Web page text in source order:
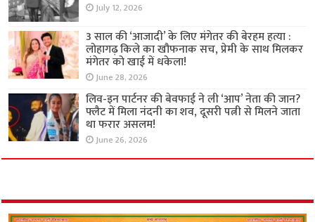
July 12, 2026
3 साल की ‘आजादी’ के लिए मंगेतर की बेरहम हत्या :
लोहागढ़ किले का खौफनाक सच, प्रेमी के साथ मिलकर
मंगेतर को खाई में धकेला!
June 28, 2026
लिव-इन पार्टनर की बेवफाई ने ली ‘आप’ नेता की जान?
फ्लैट में मिला नंदनी का शव, दूसरी पत्नी से मिलने जाता
था फरार असलम!
June 26, 2026